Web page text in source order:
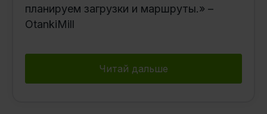
планируем загрузки и маршруты.» –
OtankiMill
Читай дальше